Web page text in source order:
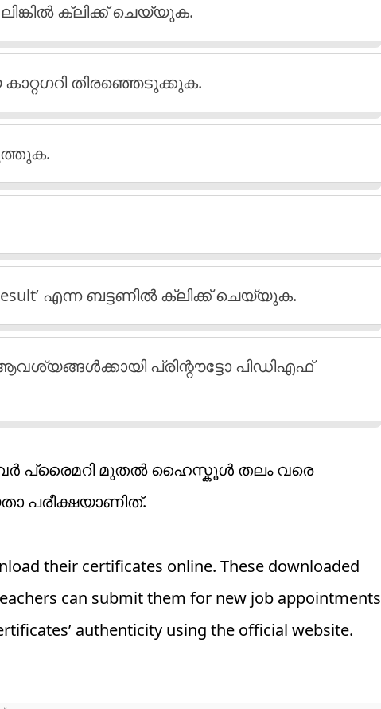
ലിങ്കിൽ ക്ലിക്ക് ചെയ്യുക.
തിരഞ്ഞെടുക്കുക.
എന്ന ബട്ടണിൽ ക്ലിക്ക് ചെയ്യുക.
പ്രിന്റൗട്ടോ പിഡിഎഫ്
പ്രൈമറി മുതൽ ഹൈസ്കൂൾ തലം വരെ
പരീക്ഷയാണിത്.
their certificates online. These downloaded
can submit them for new job appointments
authenticity using the official website.